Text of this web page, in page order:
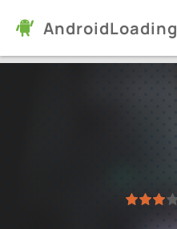
AndroidLoading